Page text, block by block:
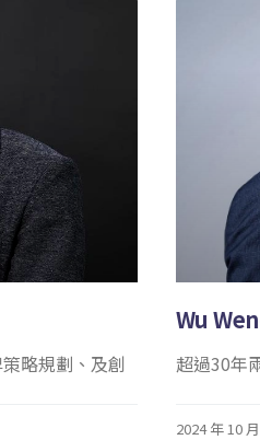
略規劃、及創
Wu
超過30年
2024 年 10